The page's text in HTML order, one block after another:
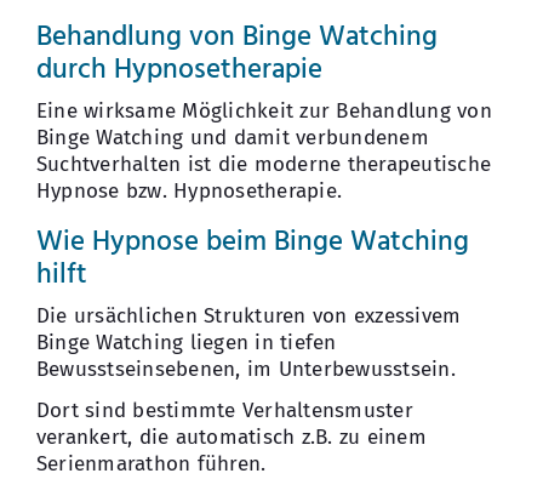
Behandlung von Binge Watching
durch Hypnosetherapie
Eine wirksame Möglichkeit zur Behandlung von
Binge Watching und damit verbundenem
Suchtverhalten ist die moderne therapeutische
Hypnose bzw. Hypnosetherapie.
Wie Hypnose beim Binge Watching
hilft
Die ursächlichen Strukturen von exzessivem
Binge Watching liegen in tiefen
Bewusstseinsebenen, im Unterbewusstsein.
Dort sind bestimmte Verhaltensmuster
verankert, die automatisch z.B. zu einem
Serienmarathon führen.